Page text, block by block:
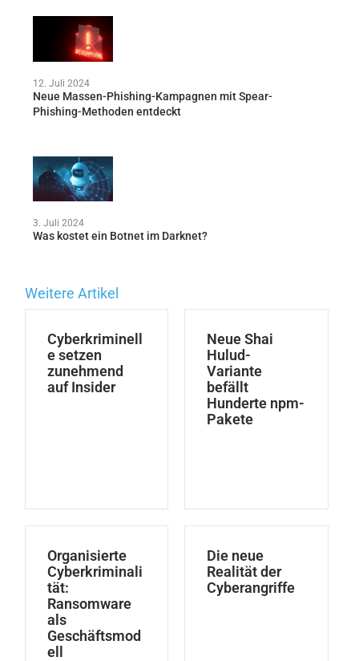
12. Juli 2024
Neue Massen-Phishing-Kampagnen mit Spear-
Phishing-Methoden entdeckt
3. Juli 2024
Was kostet ein Botnet im Darknet?
Weitere Artikel
Cyberkriminell
e setzen
zunehmend
auf Insider
Neue Shai
Hulud-
Variante
befällt
Hunderte npm-
Pakete
Organisierte
Cyberkriminali
tät:
Ransomware
als
Geschäftsmod
ell
Die neue
Realität der
Cyberangriffe